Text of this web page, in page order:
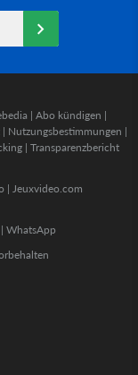
| Abo kündigen |
| Nutzungsbestimmungen |
| Transparenzbericht
| Jeuxvideo.com
| WhatsApp